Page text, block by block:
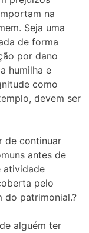
na
Seja uma
de forma
por dano
humilha e
como
devem ser
de continuar
antes de
atividade
pelo
do patrimonial.?
alguém ter